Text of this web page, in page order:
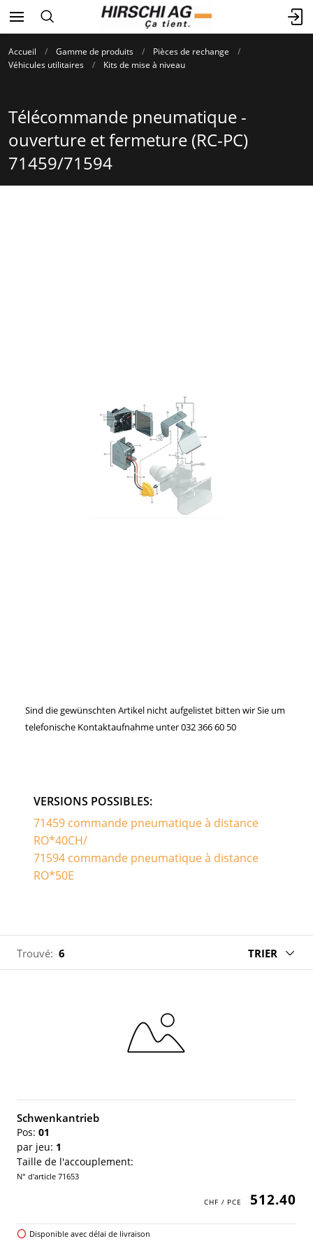
Accueil Gamme de produits
Pièces de rechange
Véhicules utilitaires
Kits de mise à niveau
Télécommande pneumatique -
ouverture et fermeture (RC-PC)
71459/71594
Sind die gewünschten Artikel nicht aufgelistet bitten wir Sie um
telefonische Kontaktaufnahme unter 032 366 60 50
VERSIONS POSSIBLES:
71459 commande pneumatique à distance
RO*40CH/
71594 commande pneumatique à distance
RO*50E
Trouvé: 6 TRIER
Schwenkantrieb
Pos: 01
par jeu: 1
Taille de l'accouplement:
N° d'article 71653
512.40
Disponible avec délai de livraison